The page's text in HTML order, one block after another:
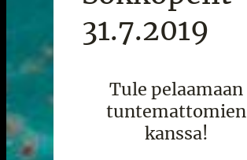
31.7.2019
Tule pelaamaan
tuntemattomien
kanssa!